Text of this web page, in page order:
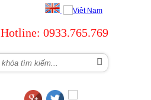
Hotline: 0933.765.769